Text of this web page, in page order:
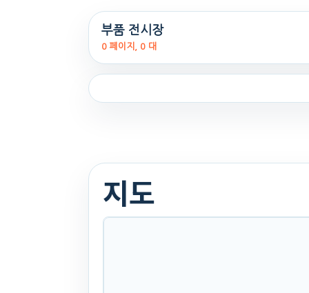
간)
. 137일 전
(739)
부품 전시장
0 페이지, 0 대
지도